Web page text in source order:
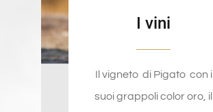
I vini
Il vigneto di Pigato con i
suoi grappoli color oro, il